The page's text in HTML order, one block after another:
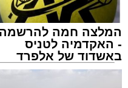
המלצה חמה להרשמה
- האקדמיה לטניס
באשדוד של אלפרד
קריאולנסקי - לילדים